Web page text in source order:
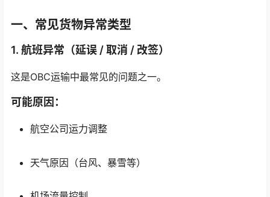
一、常见货物异常类型
1. 航班异常（延误 / 取消 / 改签）
这是OBC运输中最常见的问题之一。
可能原因：
航空公司运力调整
天气原因（台风、暴雪等）